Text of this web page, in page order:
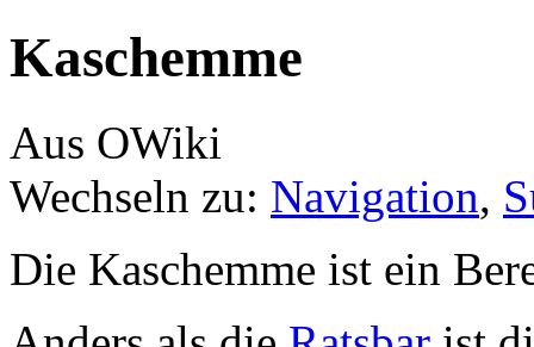
Kaschemme
Aus OWiki
Wechseln zu: Navigation,
Die Kaschemme ist ein